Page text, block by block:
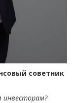
советник